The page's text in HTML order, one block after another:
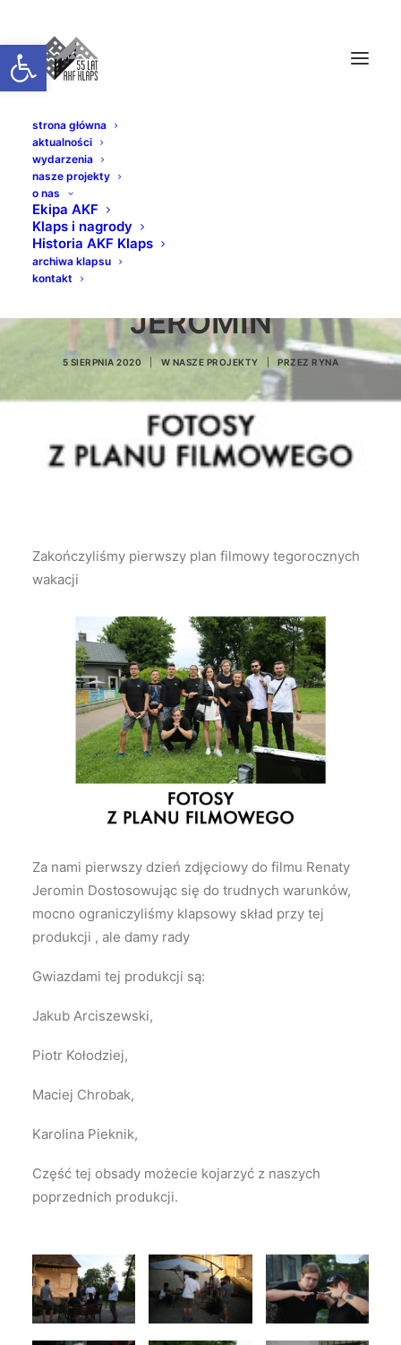
Otwórz pasek narzędzi
strona główna
aktualności
wydarzenia
nasze projekty
o nas
Ekipa AKF
Klaps i nagrody
Historia AKF Klaps
archiwa klapsu
kontakt
KONIEC ZDJĘĆ DO
JEROMIN
5 SIERPNIA 2020 W NASZE PROJEKTY PRZEZRYNA
Zakończyliśmy pierwszy plan filmowy tegorocznych
wakacji
Za nami pierwszy dzień zdjęciowy do filmu Renaty
Jeromin Dostosowując się do trudnych warunków,
mocno ograniczyliśmy klapsowy skład przy tej
produkcji , ale damy rady
Gwiazdami tej produkcji są:
Jakub Arciszewski,
Piotr Kołodziej,
Maciej Chrobak,
Karolina Pieknik,
Część tej obsady możecie kojarzyć z naszych
poprzednich produkcji.